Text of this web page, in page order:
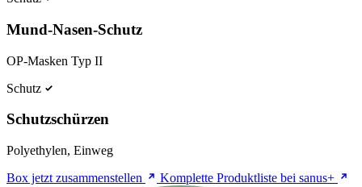
Mund-Nasen-Schutz
OP-Masken Typ II
Schutz
Schutzschürzen
Polyethylen, Einweg
Box jetzt zusammenstellen
Komplette Produktliste bei sanus+